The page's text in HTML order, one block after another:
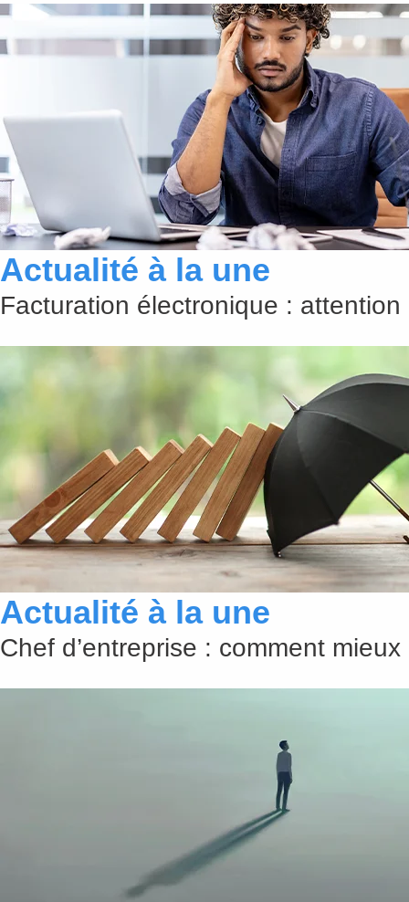
Actualité à la une
Facturation électronique :
Actualité à la une
Chef d’entreprise : comment